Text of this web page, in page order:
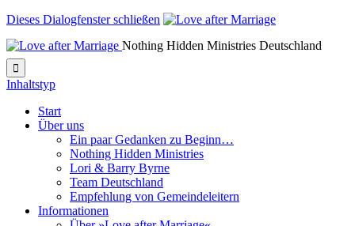
Dieses Dialogfenster schließen
Nothing Hidden Ministries Deutschland

Inhaltstyp
Start
Über uns
Ein paar Gedanken zu Beginn…
Nothing Hidden Ministries
Lori & Barry Byrne
Team Deutschland
Empfehlung von Gemeindeleitern
Informationen